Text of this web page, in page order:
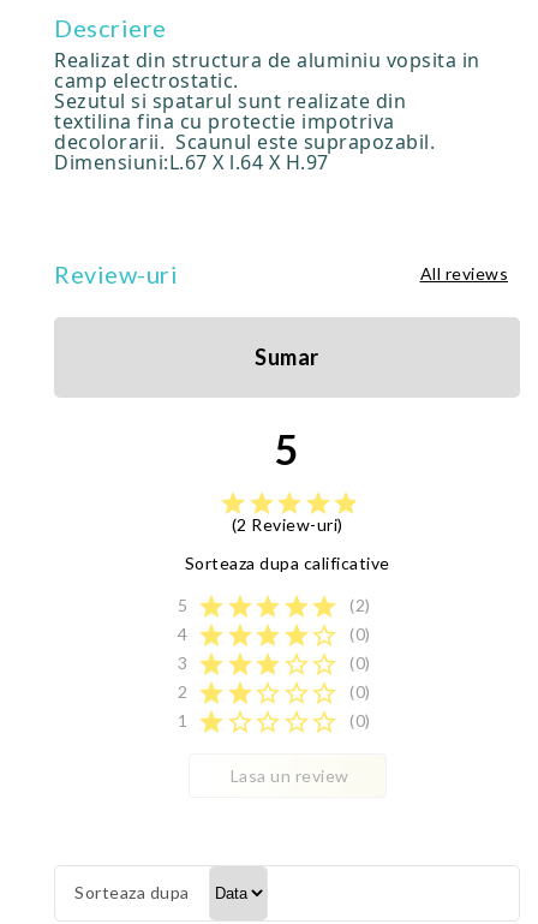
Descriere
Realizat din structura de aluminiu vopsita in
camp electrostatic.
Sezutul si spatarul sunt realizate din
textilina fina cu protectie impotriva
decolorarii. Scaunul este suprapozabil.
Dimensiuni:L.67 X l.64 X H.97
Review-uri All reviews
Sumar
5
starstarstarstarstar
(2 Review-uri)
Sorteaza dupa calificative
5 starstarstarstarstar
(2)
4 starstarstarstarstar_border
(0)
3
starstarstarstar_borderstar_border
(0)
2
starstarstar_borderstar_borderstar_border
(0)
1
starstar_borderstar_borderstar_borderstar_border (0)
Lasa un review
Sorteaza dupa